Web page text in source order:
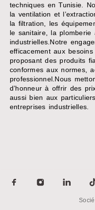
techniques en Tunisie.
la ventilation et
la filtration, les
le sanitaire, la plomberie
industrielles.Notre
efficacement aux
proposant des produits
conformes aux normes,
professionnel.Nous
d’honneur à offrir des
aussi bien aux
entreprises industrielles.